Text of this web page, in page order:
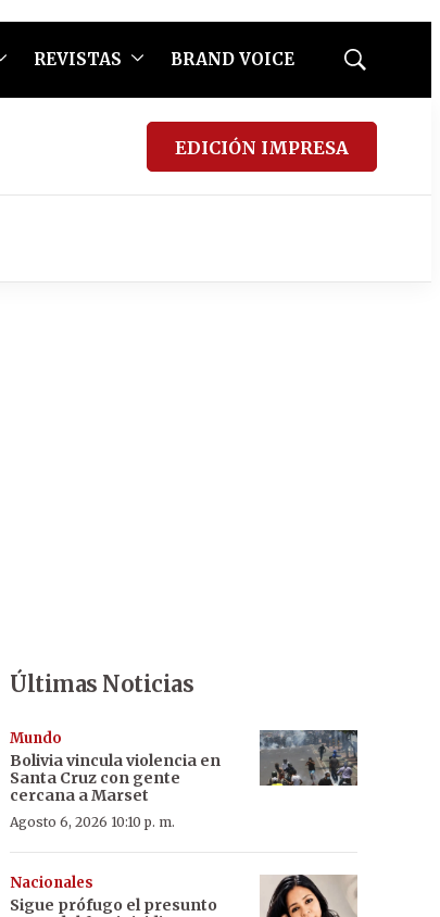
REVISTAS BRAND VOICE
Mostrar
EDICIÓN IMPRESA
Últimas Noticias
Mundo
Bolivia vincula violencia en
Santa Cruz con gente
cercana a Marset
Agosto 6, 2026 10:10 p. m.
Nacionales
Sigue prófugo el presunto